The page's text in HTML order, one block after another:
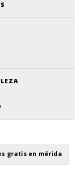
gratis en mérida